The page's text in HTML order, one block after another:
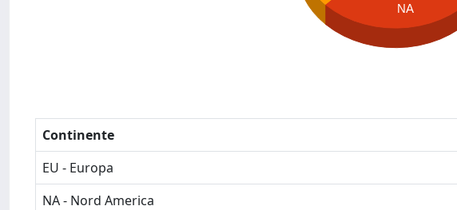
NA
Continente
EU - Europa
NA - Nord America